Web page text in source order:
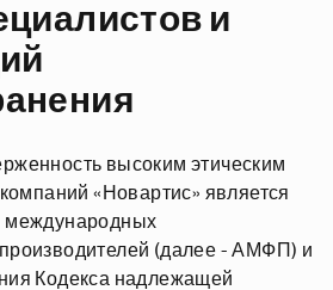
и
высоким этическим
«Новартис» является
международных
(далее - АМФП) и
Кодекса надлежащей